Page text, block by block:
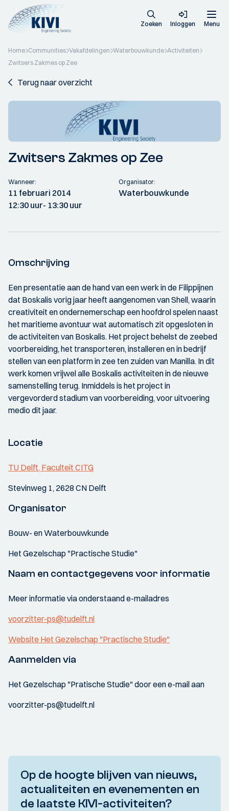
Zoeken Inloggen Menu
Home Communities Vakafdelingen Waterbouwkunde Activiteiten
Zwitsers Zakmes op Zee
Terug naar overzicht
Zwitsers Zakmes op Zee
Wanneer:
11 februari 2014
12:30 uur- 13:30 uur
Organisator:
Waterbouwkunde
Omschrijving
Een presentatie aan de hand van een werk in de Filippijnen
dat Boskalis vorig jaar heeft aangenomen van Shell, waarin
creativiteit en ondernemerschap een hoofdrol spelen naast
het maritieme avontuur wat automatisch zit opgesloten in
de activiteiten van Boskalis. Het project behelst de zeebed
voorbereiding, het transporteren, installeren en in bedrijf
stellen van een platform in zee ten zuiden van Manilla. In dit
werk komen vrijwel alle Boskalis activiteiten in de nieuwe
samenstelling terug. Inmiddels is het project in
vergevorderd stadium van voorbereiding, voor uitvoering
medio dit jaar.
Locatie
TU Delft, Faculteit CITG
Stevinweg 1, 2628 CN Delft
Organisator
Bouw- en Waterbouwkunde
Het Gezelschap "Practische Studie"
Naam en contactgegevens voor informatie
Meer informatie via onderstaand e-mailadres
voorzitter-ps@tudelft.nl
Website Het Gezelschap "Practische Studie"
Aanmelden via
Het Gezelschap "Pratische Studie" door een e-mail aan
voorzitter-ps@tudelft.nl
Op de hoogte blijven van nieuws,
actualiteiten en evenementen en
de laatste KIVI-activiteiten?